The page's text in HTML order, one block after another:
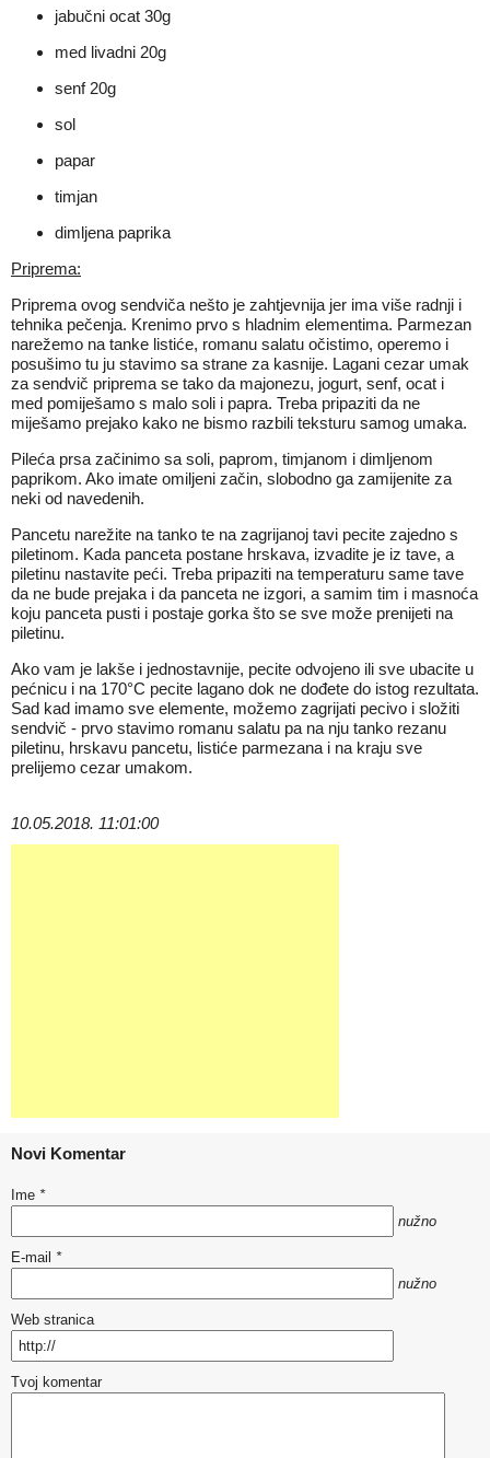
jabučni ocat 30g
med livadni 20g
senf 20g
sol
papar
timjan
dimljena paprika
Priprema:
Priprema ovog sendviča nešto je zahtjevnija jer ima više radnji i
tehnika pečenja. Krenimo prvo s hladnim elementima. Parmezan
narežemo na tanke listiće, romanu salatu očistimo, operemo i
posušimo tu ju stavimo sa strane za kasnije. Lagani cezar umak
za sendvič priprema se tako da majonezu, jogurt, senf, ocat i
med pomiješamo s malo soli i papra. Treba pripaziti da ne
miješamo prejako kako ne bismo razbili teksturu samog umaka.
Pileća prsa začinimo sa soli, paprom, timjanom i dimljenom
paprikom. Ako imate omiljeni začin, slobodno ga zamijenite za
neki od navedenih.
Pancetu narežite na tanko te na zagrijanoj tavi pecite zajedno s
piletinom. Kada panceta postane hrskava, izvadite je iz tave, a
piletinu nastavite peći. Treba pripaziti na temperaturu same tave
da ne bude prejaka i da panceta ne izgori, a samim tim i masnoća
koju panceta pusti i postaje gorka što se sve može prenijeti na
piletinu.
Ako vam je lakše i jednostavnije, pecite odvojeno ili sve ubacite u
pećnicu i na 170°C pecite lagano dok ne dođete do istog rezultata.
Sad kad imamo sve elemente, možemo zagrijati pecivo i složiti
sendvič - prvo stavimo romanu salatu pa na nju tanko rezanu
piletinu, hrskavu pancetu, listiće parmezana i na kraju sve
prelijemo cezar umakom.
10.05.2018. 11:01:00
Novi Komentar
Ime *
nužno
E-mail *
nužno
Web stranica
Tvoj komentar